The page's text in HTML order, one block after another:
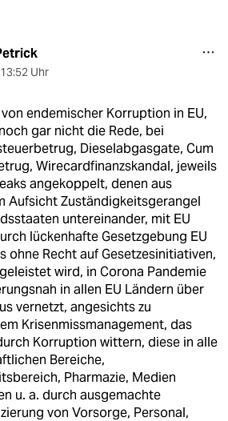
13:52 Uhr
endemischer Korruption in EU,
gar nicht die Rede, bei
Dieselabgasgate, Cum
Wirecardfinanzskandal, jeweils
angekoppelt, denen aus
Aufsicht Zuständigkeitsgerangel
untereinander, mit EU
lückenhafte Gesetzgebung EU
ohne Recht auf Gesetzesinitiativen,
wird, in Corona Pandemie
in allen EU Ländern über
vernetzt, angesichts zu
Krisenmissmanagement, das
Korruption wittern, diese in alle
Bereiche,
Pharmazie, Medien
u. a. durch ausgemachte
von Vorsorge, Personal,